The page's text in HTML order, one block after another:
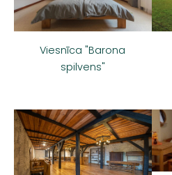
Viesnīca "Barona
spilvens"